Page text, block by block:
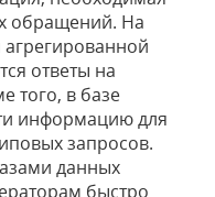
обращений. На
ответы на
того, в базе
информацию для
запросов.
данных
быстро